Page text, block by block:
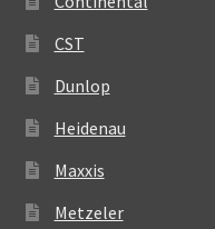
CST
Dunlop
Heidenau
Maxxis
Metzeler